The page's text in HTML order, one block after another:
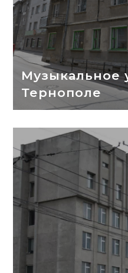
Музыкальное
Тернополе